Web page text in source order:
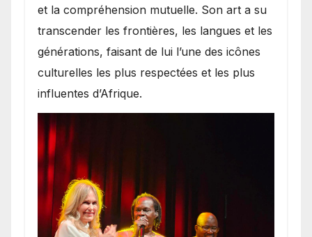
et la compréhension mutuelle. Son art a su
transcender les frontières, les langues et les
générations, faisant de lui l’une des icônes
culturelles les plus respectées et les plus
influentes d’Afrique.